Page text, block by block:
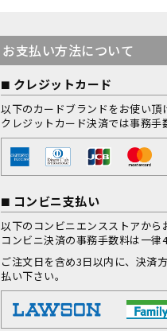
お支払い方法について
クレジットカード
以下のカードブランドをお使い頂
クレジットカード決済では事務手
コンビニ支払い
以下のコンビニエンスストアから
コンビニ決済の事務手数料は一律
ご注文日を含め3日以内に、決済
払い下さい。